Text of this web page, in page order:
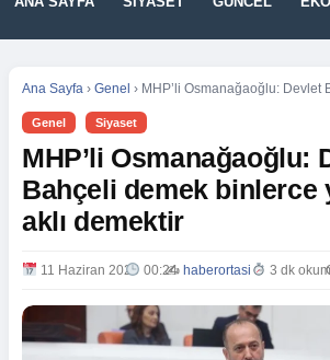
Ana Sayfa › Genel › MHP’li Osmanağaoğlu: Devlet Bahçeli demek
Genel Siyaset
MHP’li Osmanağaoğlu:
Bahçeli demek binlerce
aklı demektir
11 Haziran 2025 00:24
✍️ haberortasi 3 dk